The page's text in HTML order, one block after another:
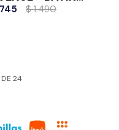
745 $ 1.490
DE 24